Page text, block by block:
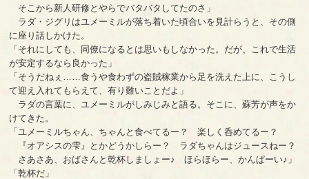
そこから新人研修とやらでバタバタしてたのさ」
ラダ・ジグリはユメーミルが落ち着いた頃合いを見計らうと、その側
に座り話しかけた。
「それにしても、同僚になるとは思いもしなかった。だが、これで生活
が安定するなら良かった」
「そうだねぇ……食うや食わずの盗賊稼業から足を洗えた上に、こうし
て迎え入れてもらえて、有り難いことだよ」
ラダの言葉に、ユメーミルがしみじみと語る。そこに、蘇芳が声をか
けてきた。
「ユメーミルちゃん、ちゃんと食べてるー？ 楽しく呑めてるー？
『オアシスの雫』とかどうかしらー？ ラダちゃんはジュースねー？
さあさあ、おばさんと乾杯しましょー♪ ほらほらー、かんぱーい♪」
「乾杯だ」